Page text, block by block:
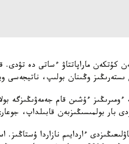
كۇتكەن ماراپاتتاۋ ءساتى دە تۋدى.
ىستەرىڭىز وڭىنان بولىپ، ناتيجەسى
ءۇشىن قام جەمەۋىڭىزگە
بار بولمىسىڭىزبەن قابىلداپ،
ءاردايىم نازاردا